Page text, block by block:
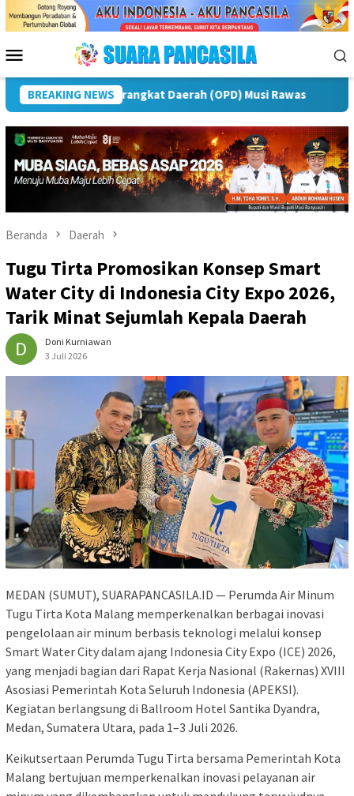
Menu
Mobile
BREAKING NEWS
IPeKB Ke-19, Plt Bupati Rejang Lebong: Penyuluh KB
Beranda Daerah
Tugu Tirta Promosikan Konsep Smart
Water City di Indonesia City Expo 2026,
Tarik Minat Sejumlah Kepala Daerah
Doni Kurniawan
3 Juli 2026
MEDAN (SUMUT), SUARAPANCASILA.ID — Perumda Air Minum
Tugu Tirta Kota Malang memperkenalkan berbagai inovasi
pengelolaan air minum berbasis teknologi melalui konsep
Smart Water City dalam ajang Indonesia City Expo (ICE) 2026,
yang menjadi bagian dari Rapat Kerja Nasional (Rakernas) XVIII
Asosiasi Pemerintah Kota Seluruh Indonesia (APEKSI).
Kegiatan berlangsung di Ballroom Hotel Santika Dyandra,
Medan, Sumatera Utara, pada 1–3 Juli 2026.
Keikutsertaan Perumda Tugu Tirta bersama Pemerintah Kota
Malang bertujuan memperkenalkan inovasi pelayanan air